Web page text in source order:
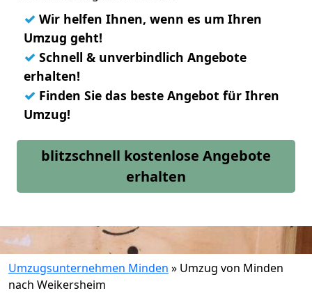
✓ Wir helfen Ihnen, wenn es um Ihren
Umzug geht!
✓ Schnell & unverbindlich Angebote
erhalten!
✓ Finden Sie das beste Angebot für Ihren
Umzug!
blitzschnell kostenlose Angebote
erhalten
Umzugsunternehmen Minden » Umzug von Minden
nach Weikersheim